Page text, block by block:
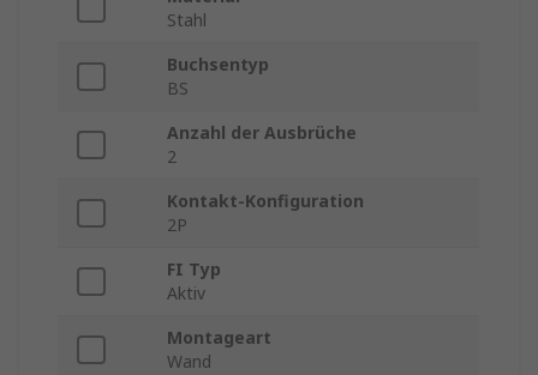
Stahl
Buchsentyp
BS
Anzahl der Ausbrüche
2
Kontakt-Konfiguration
2P
FI Typ
Aktiv
Montageart
Wand